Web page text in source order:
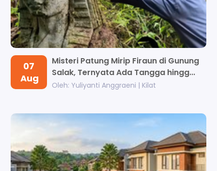
07
Aug
Misteri Patung Mirip Firaun di Gunung
Salak, Ternyata Ada Tangga hingg...
Oleh: Yuliyanti Anggraeni | Kilat